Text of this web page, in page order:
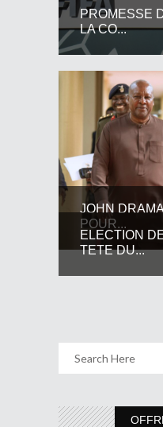
PROMESSE
LA CO...
JOHN
POUR...
ELECTION
TETE DU...